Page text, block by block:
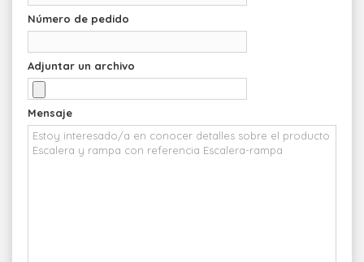
Número de pedido
Adjuntar un archivo
Mensaje